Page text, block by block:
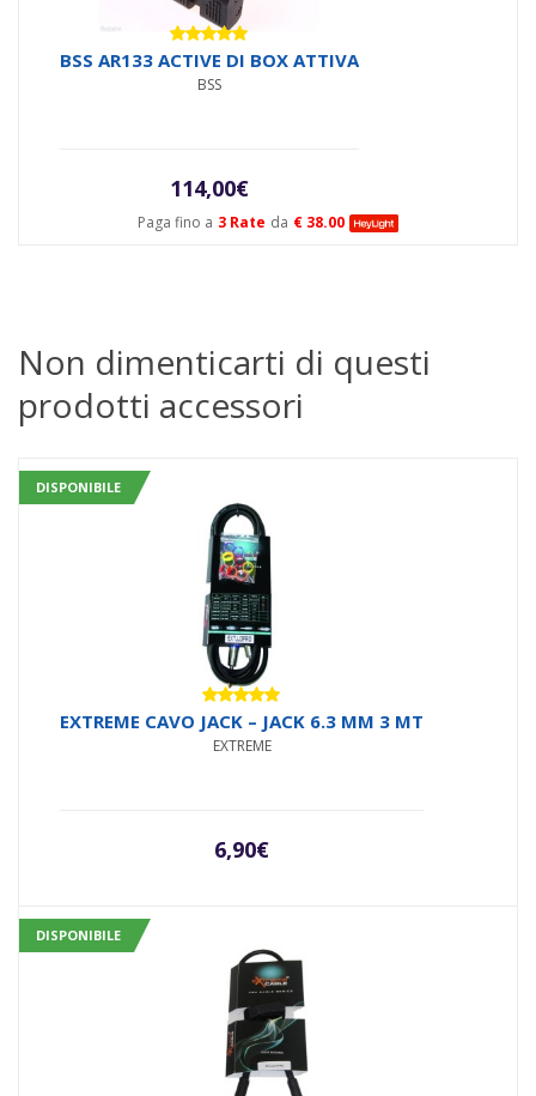
Paga fino a 3 Rate da € 38.00
Valutato
5.00su 5
BSS AR133 ACTIVE DI BOX ATTIVA
BSS
114,00€
Non dimenticarti di questi
prodotti accessori
DISPONIBILE
Valutato
5.00su 5
EXTREME CAVO JACK – JACK 6.3 MM 3 MT
EXTREME
6,90€
DISPONIBILE